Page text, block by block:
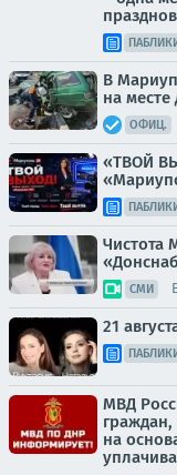
В
на месте
ОФИЦ.
«ТВОЙ
Чистота
СМИ
21
МВД
на